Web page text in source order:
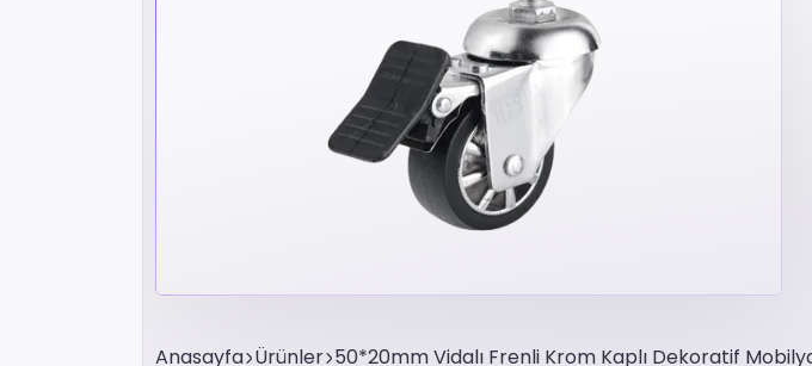
Anasayfa Ürünler 50*20mm Vidalı Frenli Krom Kaplı Dekoratif